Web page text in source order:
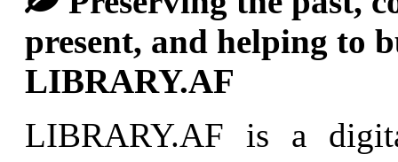
present, and helping to
LIBRARY.AF
LIBRARY.AF is a